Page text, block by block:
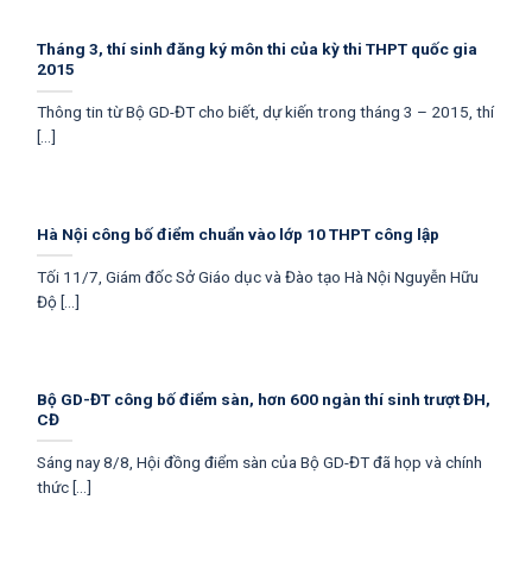
Tháng 3, thí sinh đăng ký môn thi của kỳ thi THPT quốc gia
2015
Thông tin từ Bộ GD-ĐT cho biết, dự kiến trong tháng 3 – 2015, thí
[...]
Hà Nội công bố điểm chuẩn vào lớp 10 THPT công lập
Tối 11/7, Giám đốc Sở Giáo dục và Đào tạo Hà Nội Nguyễn Hữu
Độ [...]
Bộ GD-ĐT công bố điểm sàn, hơn 600 ngàn thí sinh trượt ĐH,
CĐ
Sáng nay 8/8, Hội đồng điểm sàn của Bộ GD-ĐT đã họp và chính
thức [...]